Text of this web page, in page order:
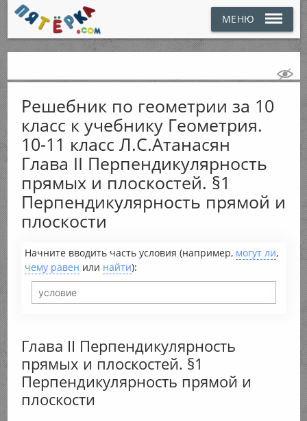
МЕНЮ
Решебник по геометрии за 10
класс к учебнику Геометрия.
10-11 класс Л.С.Атанасян
Глава II Перпендикулярность
прямых и плоскостей. §1
Перпендикулярность прямой и
плоскости
Начните вводить часть условия (например, могут ли,
чему равен или найти):
Глава II Перпендикулярность
прямых и плоскостей. §1
Перпендикулярность прямой и
плоскости